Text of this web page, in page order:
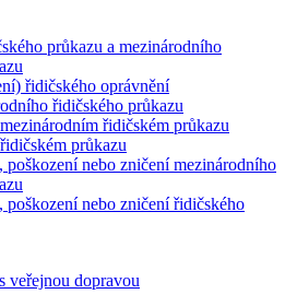
průkazu a mezinárodního
řidičského oprávnění
řidičského průkazu
řidičském průkazu
průkazu
poškození nebo zničení mezinárodního
poškození nebo zničení řidičského
veřejnou dopravou